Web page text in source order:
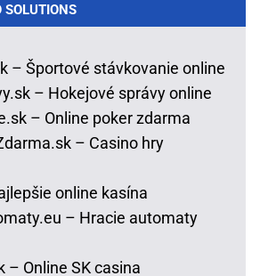
SOLUTIONS
– Športové stávkovanie online
– Hokejové správy online
– Online poker zdarma
– Casino hry
online kasína
– Hracie automaty
– Online SK casina